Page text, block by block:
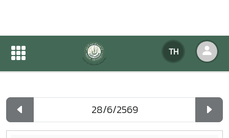
TH
ปฏิทินกิจกรรมของหน่วยงาน
ปฏิทินกิจกรรมของหน่วยงาน